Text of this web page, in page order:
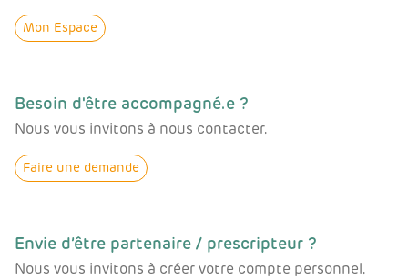
Mon Espace
Besoin d'être accompagné.e ?
Nous vous invitons à nous contacter.
Faire une demande
Envie d’être partenaire / prescripteur ?
Nous vous invitons à créer votre compte personnel.